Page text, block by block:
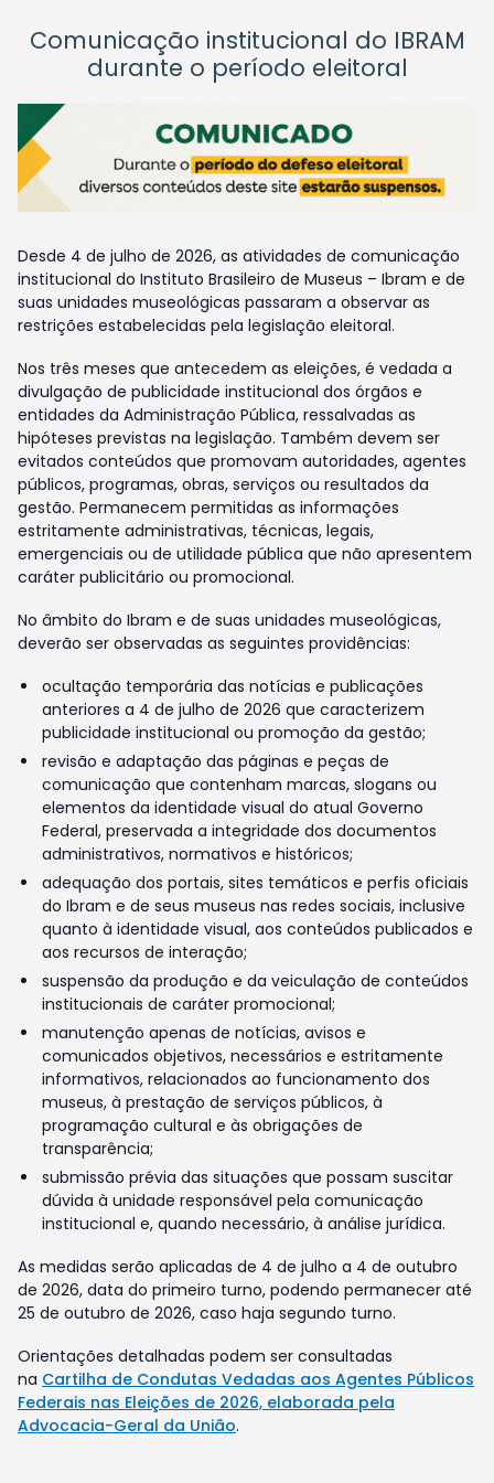
Comunicação institucional do IBRAM
durante o período eleitoral
Desde 4 de julho de 2026, as atividades de comunicação
institucional do Instituto Brasileiro de Museus – Ibram e de
suas unidades museológicas passaram a observar as
restrições estabelecidas pela legislação eleitoral.
Nos três meses que antecedem as eleições, é vedada a
divulgação de publicidade institucional dos órgãos e
entidades da Administração Pública, ressalvadas as
hipóteses previstas na legislação. Também devem ser
evitados conteúdos que promovam autoridades, agentes
públicos, programas, obras, serviços ou resultados da
gestão. Permanecem permitidas as informações
estritamente administrativas, técnicas, legais,
emergenciais ou de utilidade pública que não apresentem
caráter publicitário ou promocional.
No âmbito do Ibram e de suas unidades museológicas,
deverão ser observadas as seguintes providências:
ocultação temporária das notícias e publicações
anteriores a 4 de julho de 2026 que caracterizem
publicidade institucional ou promoção da gestão;
revisão e adaptação das páginas e peças de
comunicação que contenham marcas, slogans ou
elementos da identidade visual do atual Governo
Federal, preservada a integridade dos documentos
administrativos, normativos e históricos;
adequação dos portais, sites temáticos e perfis oficiais
do Ibram e de seus museus nas redes sociais, inclusive
quanto à identidade visual, aos conteúdos publicados e
aos recursos de interação;
suspensão da produção e da veiculação de conteúdos
institucionais de caráter promocional;
manutenção apenas de notícias, avisos e
comunicados objetivos, necessários e estritamente
informativos, relacionados ao funcionamento dos
museus, à prestação de serviços públicos, à
programação cultural e às obrigações de
transparência;
submissão prévia das situações que possam suscitar
dúvida à unidade responsável pela comunicação
institucional e, quando necessário, à análise jurídica.
As medidas serão aplicadas de 4 de julho a 4 de outubro
de 2026, data do primeiro turno, podendo permanecer até
25 de outubro de 2026, caso haja segundo turno.
Orientações detalhadas podem ser consultadas
na Cartilha de Condutas Vedadas aos Agentes Públicos
Federais nas Eleições de 2026, elaborada pela
Advocacia-Geral da União.